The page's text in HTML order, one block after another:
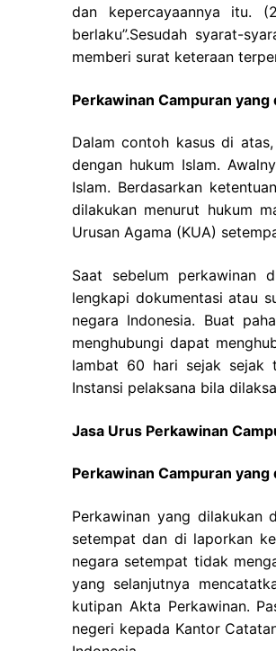
dan kepercayaannya itu.
berlaku”.Sesudah syarat-
memberi surat keteraan
Perkawinan Campuran
Dalam contoh kasus di
dengan hukum Islam.
Islam. Berdasarkan
dilakukan menurut hukum
Urusan Agama (KUA)
Saat sebelum perkawinan
lengkapi dokumentasi atau
negara Indonesia. Buat
menghubungi dapat
lambat 60 hari sejak sejak
Instansi pelaksana bila
Jasa Urus Perkawinan
Perkawinan Campuran
Perkawinan yang dilakukan
setempat dan di laporkan
negara setempat tidak
yang selanjutnya
kutipan Akta Perkawinan.
negeri kepada Kantor